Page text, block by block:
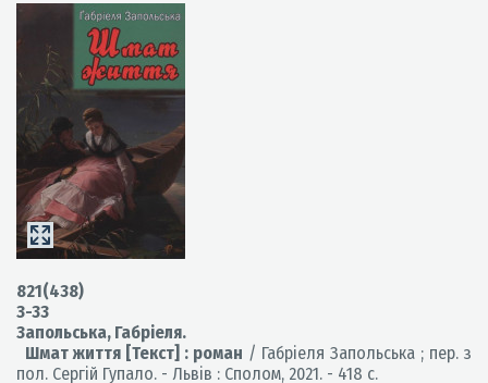
821(438)
З-33
Запольська, Габріеля.
Шмат життя [Текст] : роман / Габріеля Запольська ; пер. з
пол. Сергій Гупало. - Львів : Сполом, 2021. - 418 с.